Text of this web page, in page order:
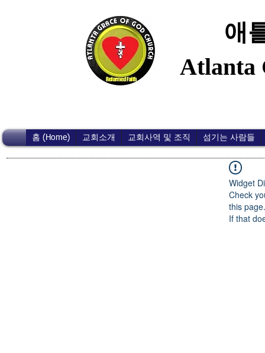
애
Atlanta
홈 (Home) 교회소개 교회사역 및 조직 섬기는 사람들
Widget
Check
this page.
If that